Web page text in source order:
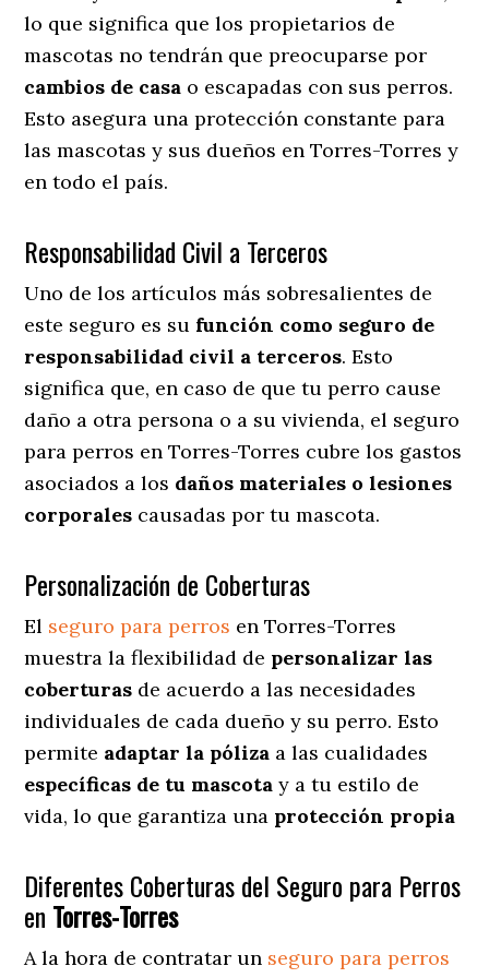
lo que significa que los propietarios de
mascotas no tendrán que preocuparse por
cambios de casa o escapadas con sus perros.
Esto asegura una protección constante para
las mascotas y sus dueños en Torres-Torres y
en todo el país.
Responsabilidad Civil a Terceros
Uno de los artículos más sobresalientes de
este seguro es su función como seguro de
responsabilidad civil a terceros. Esto
significa que, en caso de que tu perro cause
daño a otra persona o a su vivienda, el seguro
para perros en Torres-Torres cubre los gastos
asociados a los daños materiales o lesiones
corporales causadas por tu mascota.
Personalización de Coberturas
El seguro para perros en Torres-Torres
muestra la flexibilidad de personalizar las
coberturas de acuerdo a las necesidades
individuales de cada dueño y su perro. Esto
permite adaptar la póliza a las cualidades
específicas de tu mascota y a tu estilo de
vida, lo que garantiza una protección propia
Diferentes Coberturas del Seguro para Perros
en Torres-Torres
A la hora de contratar un seguro para perros